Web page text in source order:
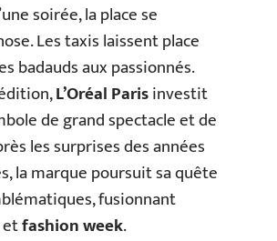
soirée, la place se
Les taxis laissent place
badauds aux passionnés.
L’Oréal Parisinvestit
de grand spectacle et de
les surprises des années
la marque poursuit sa quête
fusionnant
fashion week.